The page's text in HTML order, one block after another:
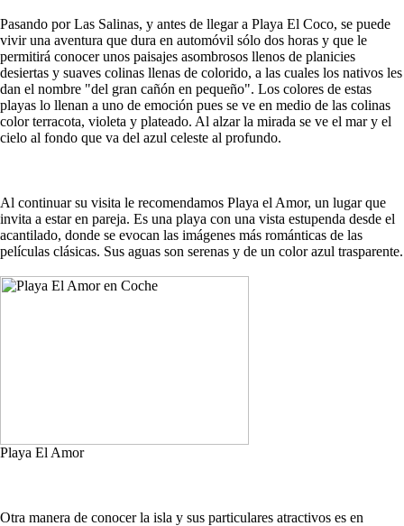
Pasando por Las Salinas, y antes de llegar a Playa El Coco, se puede
vivir una aventura que dura en automóvil sólo dos horas y que le
permitirá conocer unos paisajes asombrosos llenos de planicies
desiertas y suaves colinas llenas de colorido, a las cuales los nativos les
dan el nombre "del gran cañón en pequeño". Los colores de estas
playas lo llenan a uno de emoción pues se ve en medio de las colinas
color terracota, violeta y plateado. Al alzar la mirada se ve el mar y el
cielo al fondo que va del azul celeste al profundo.
Al continuar su visita le recomendamos Playa el Amor, un lugar que
invita a estar en pareja. Es una playa con una vista estupenda desde el
acantilado, donde se evocan las imágenes más románticas de las
películas clásicas. Sus aguas son serenas y de un color azul trasparente.
Playa El Amor
Otra manera de conocer la isla y sus particulares atractivos es en